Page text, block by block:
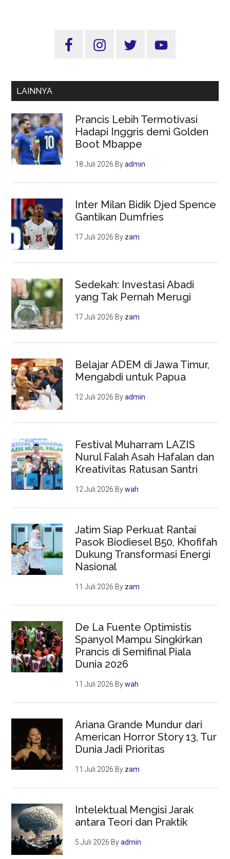
Sidebar
LAINNYA
Prancis Lebih Termotivasi
Hadapi Inggris demi Golden
Boot Mbappe
18 Juli 2026 Byadmin
Inter Milan Bidik Djed Spence
Gantikan Dumfries
17 Juli 2026 By zam
Sedekah: Investasi Abadi
yang Tak Pernah Merugi
17 Juli 2026 By zam
Belajar ADEM di Jawa Timur,
Mengabdi untuk Papua
12 Juli 2026 Byadmin
Festival Muharram LAZIS
Nurul Falah Asah Hafalan dan
Kreativitas Ratusan Santri
12 Juli 2026 Bywah
Jatim Siap Perkuat Rantai
Pasok Biodiesel B50, Khofifah
Dukung Transformasi Energi
Nasional
11 Juli 2026 By zam
De La Fuente Optimistis
Spanyol Mampu Singkirkan
Prancis di Semifinal Piala
Dunia 2026
11 Juli 2026 Bywah
Ariana Grande Mundur dari
American Horror Story 13, Tur
Dunia Jadi Prioritas
11 Juli 2026 By zam
Intelektual Mengisi Jarak
antara Teori dan Praktik
5 Juli 2026 Byadmin